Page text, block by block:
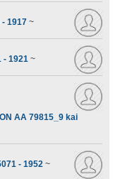
1917 ~
- 1921 ~
AA 79815_9 kai
- 1952 ~